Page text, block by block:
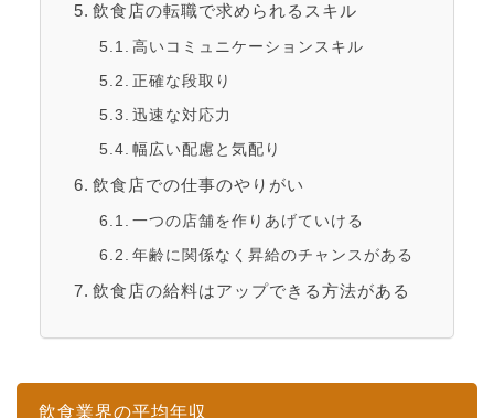
飲食店の転職で求められるスキル
高いコミュニケーションスキル
正確な段取り
迅速な対応力
幅広い配慮と気配り
飲食店での仕事のやりがい
一つの店舗を作りあげていける
年齢に関係なく昇給のチャンスがある
飲食店の給料はアップできる方法がある
飲食業界の平均年収